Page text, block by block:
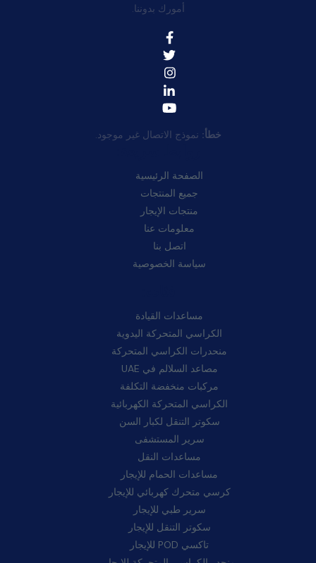
أمورك بدوننا.
خطأ: نموذج الاتصال غير موجود.
الصفحة الرئيسية
جميع المنتجات
منتجات الإيجار
معلومات عنا
اتصل بنا
سياسة الخصوصية
مساعدات القيادة
الكراسي المتحركة اليدوية
منحدرات الكراسي المتحركة
مصاعد السلالم في UAE
مركبات منخفضة التكلفة
الكراسي المتحركة الكهربائية
سكوتر التنقل لكبار السن
سرير المستشفى
مساعدات النقل
مساعدات الحمام للإيجار
كرسي متحرك كهربائي للإيجار
سرير طبي للإيجار
سكوتر التنقل للإيجار
تاكسي POD للإيجار